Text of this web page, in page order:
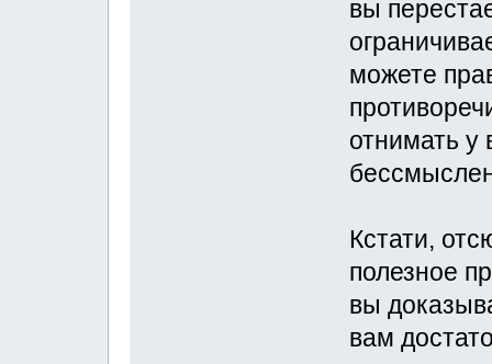
вы
можете
отнимать у
Кстати,
полезное
вы
вам